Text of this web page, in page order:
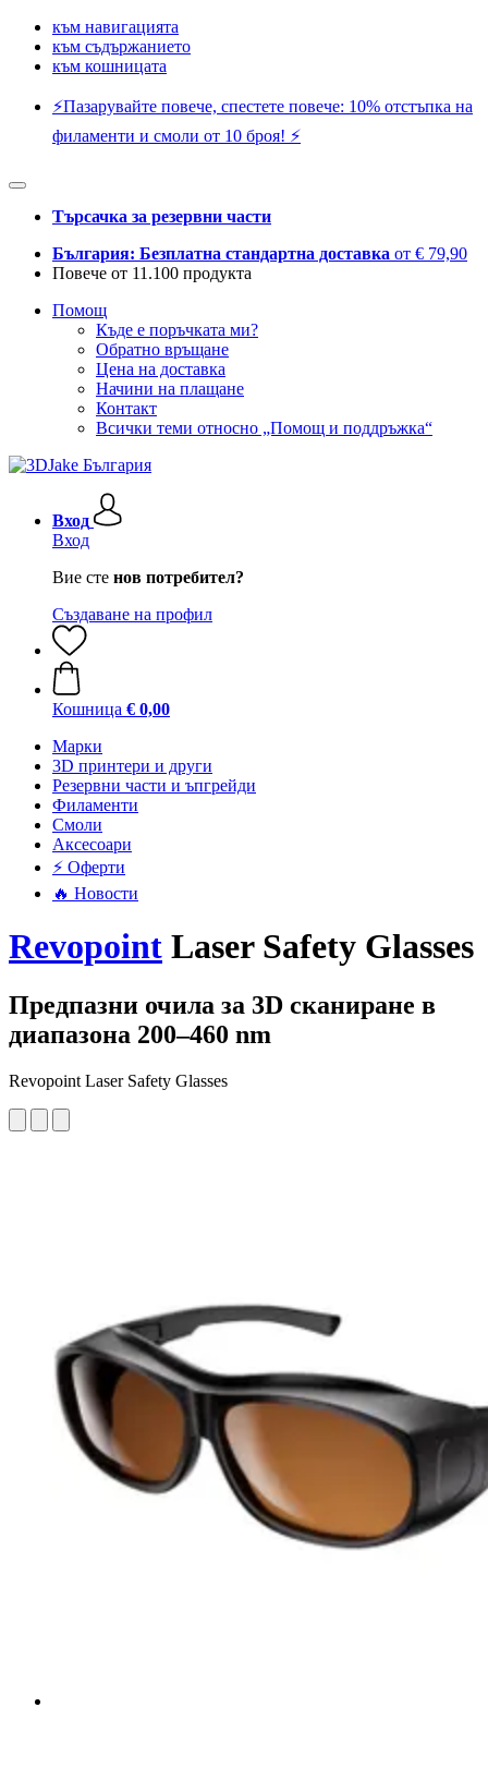
към навигацията
към съдържанието
към кошницата
⚡️Пазарувайте повече, спестете повече: 10% отстъпка на
филаменти и смоли от 10 броя! ⚡️
Търсачка за резервни части
България: Безплатна стандартна доставка от € 79,90
Повече от 11.100 продукта
Помощ
Къде е поръчката ми?
Обратно връщане
Цена на доставка
Начини на плащане
Контакт
Всички теми относно „Помощ и поддръжка“
Вход
Вход
Вие сте нов потребител?
Създаване на профил
Кошница € 0,00
Mарки
3D принтери и други
Резервни части и ъпгрейди
Филаменти
Смоли
Аксесоари
⚡ Оферти
🔥 Новости
Revopoint Laser Safety Glasses
Предпазни очила за 3D сканиране в
диапазона 200–460 nm
Revopoint Laser Safety Glasses